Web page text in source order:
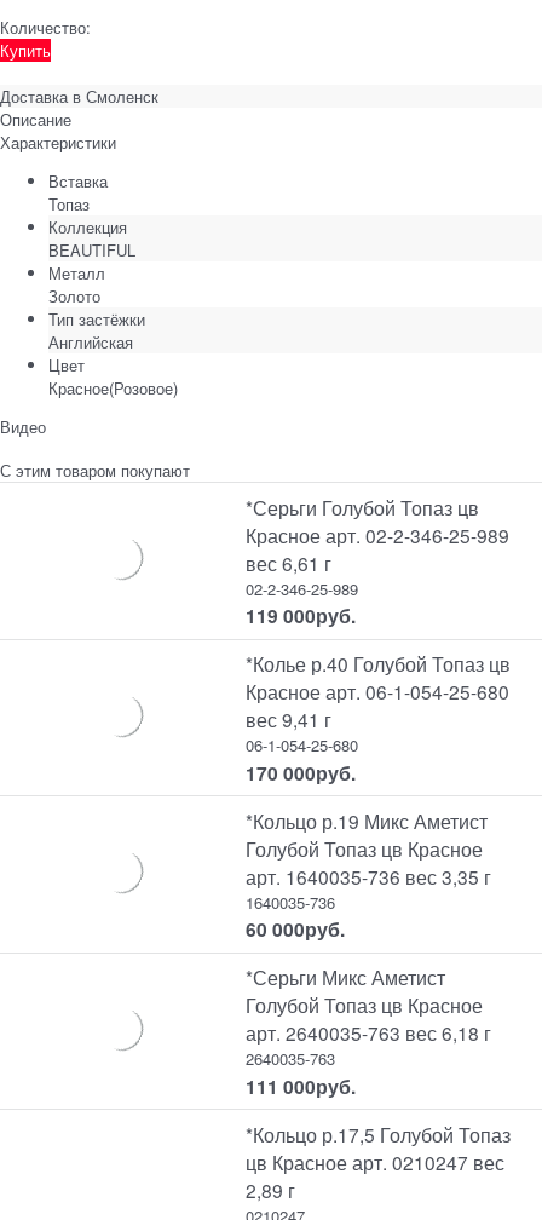
Количество:
Купить
Доставка в Смоленск
Описание
Характеристики
Вставка
Топаз
Коллекция
BEAUTIFUL
Металл
Золото
Тип застёжки
Английская
Цвет
Красное(Розовое)
Видео
С этим товаром покупают
*Серьги Голубой Топаз цв
Красное арт. 02-2-346-25-989
вес 6,61 г
02-2-346-25-989
119 000руб.
*Колье р.40 Голубой Топаз цв
Красное арт. 06-1-054-25-680
вес 9,41 г
06-1-054-25-680
170 000руб.
*Кольцо р.19 Микс Аметист
Голубой Топаз цв Красное
арт. 1640035-736 вес 3,35 г
1640035-736
60 000руб.
*Серьги Микс Аметист
Голубой Топаз цв Красное
арт. 2640035-763 вес 6,18 г
2640035-763
111 000руб.
*Кольцо р.17,5 Голубой Топаз
цв Красное арт. 0210247 вес
2,89 г